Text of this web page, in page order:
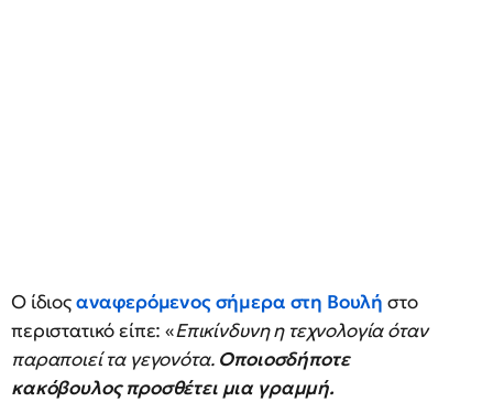
Ο ίδιοςαναφερόμενος σήμερα στη Βουλή στο
περιστατικό είπε: «Επικίνδυνη η τεχνολογία όταν
παραποιεί τα γεγονότα. Οποιοσδήποτε
κακόβουλος προσθέτει μια γραμμή.